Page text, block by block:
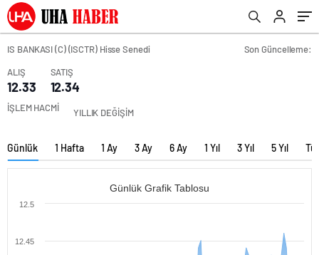
IS BANKASI (C) (ISCTR) Hisse Senedi
Son Güncelleme:
ALIŞ
12.33
SATIŞ
12.34
İŞLEM HACMİ YILLIK DEĞİŞİM
Günlük 1 Hafta 1 Ay 3 Ay 6 Ay 1 Yıl 3 Yıl 5 Yıl
Günlük Grafik Tablosu
12.45
12.5